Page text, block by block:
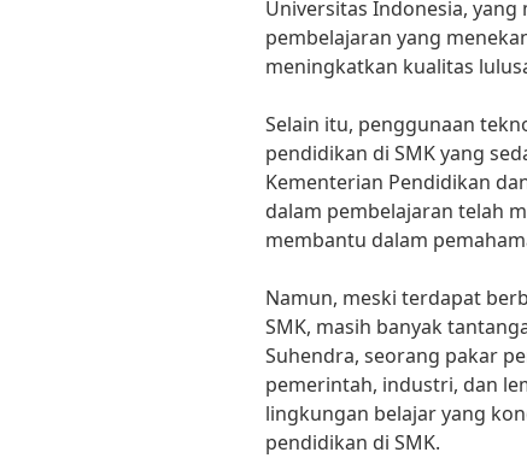
Universitas Indonesia,
pembelajaran yang
meningkatkan kualitas
Selain itu, penggunaan
pendidikan di SMK yang
Kementerian Pendidikan
dalam pembelajaran telah
membantu dalam
Namun, meski terdapat
SMK, masih banyak
Suhendra, seorang pakar
pemerintah, industri, dan
lingkungan belajar yang
pendidikan di SMK.